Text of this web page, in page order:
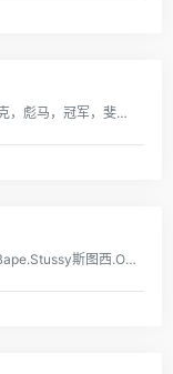
一手货源 大厂直供！！阿迪达斯，耐克，彪马，冠军，斐乐，boy，aape ，supreme ，MLB，vans ，off ，Gucci ，LV，Dior ，ck ，巴宝莉，巴黎世家，香奈儿，阿玛尼，芬迪，福神，高田贤三虎头，斯图西，匡威，克罗心，北面，汤姆布朗，纪梵希，乔丹，李宁，安德玛，等各品牌高版爆款潮服，包包，项链，戒指，香水，口红，帽，皮带，手表，耳机，配饰，等奢侈品牌！ 主供：淘宝，天猫，实体店放货，外贸订单，微商代理，档口批发，工厂订单，大量爆款，常年供货！
提供Supreme.Champion冠军.Aape.Bape.Stussy斯图西.OFF-White.ASSC.阿迪Adidasi、耐克Nike、彪马Puma、Evisu福神、BOY、Dickies、Guccy古弛、Fila斐乐、川久保玲、巴黎世家、Kenzo、LV等等潮牌品牌服装。